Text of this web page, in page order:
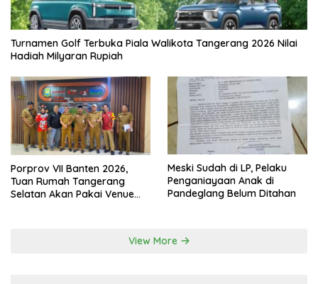
Turnamen Golf Terbuka Piala Walikota Tangerang 2026 Nilai
Hadiah Milyaran Rupiah
Porprov VII Banten 2026,
Tuan Rumah Tangerang
Selatan Akan Pakai Venue
Meski Sudah di LP, Pelaku
Penganiayaan Anak di
Pandeglang Belum Ditahan
View More